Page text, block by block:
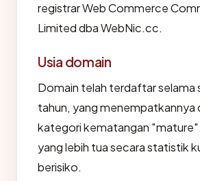
registrar Web Commerce
Limited dba WebNic.cc.
Usia domain
Domain telah terdaftar selama
tahun, yang menempatkannya
kategori kematangan
yang lebih tua secara statistik
berisiko.